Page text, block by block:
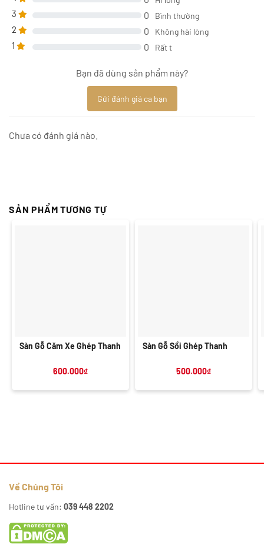
3 0 Bình thường
2 0 Không hài lòng
1 0 Rất t
Bạn đã dùng sản phẩm này?
Gửi đánh giá ca bạn
Chưa có đánh giá nào.
SẢN PHẨM TƯƠNG TỰ
Sàn Gỗ Căm Xe Ghép Thanh
600.000₫
Sàn Gỗ Sồi Ghép Thanh
500.000₫
Về Chúng Tôi
Hotline tư vấn: 039 448 2202